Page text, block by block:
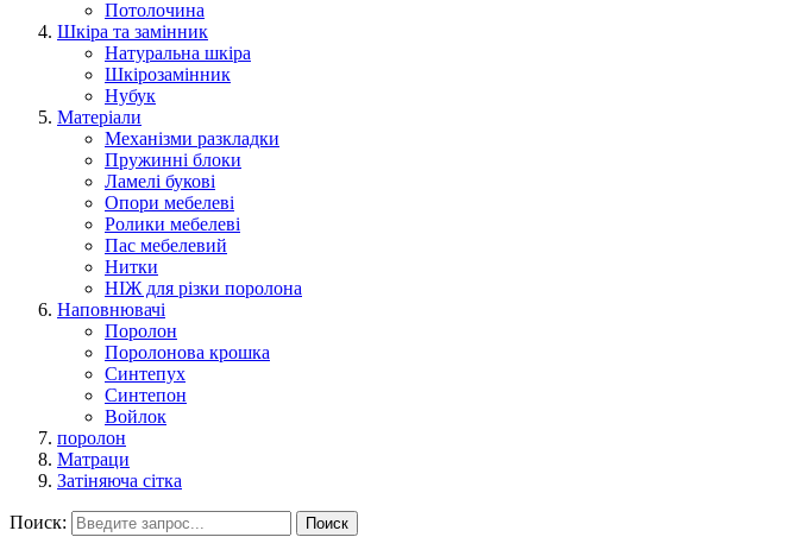
Потолочина
Шкіра та замінник
Натуральна шкіра
Шкірозамінник
Нубук
Матеріали
Механізми разкладки
Пружинні блоки
Ламелі букові
Опори мебелеві
Ролики мебелеві
Пас мебелевий
Нитки
НІЖ для різки поролона
Наповнювачі
Поролон
Поролонова крошка
Синтепух
Синтепон
Войлок
поролон
Матраци
Затіняюча сітка
Поиск: Поиск